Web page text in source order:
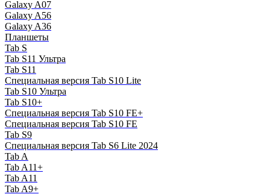
Galaxy A07
Galaxy A56
Galaxy A36
Планшеты
Tab S
Tab S11 Ультра
Tab S11
Специальная версия Tab S10 Lite
Tab S10 Ультра
Tab S10+
Специальная версия Tab S10 FE+
Специальная версия Tab S10 FE
Tab S9
Специальная версия Tab S6 Lite 2024
Tab A
Tab A11+
Tab A11
Tab A9+